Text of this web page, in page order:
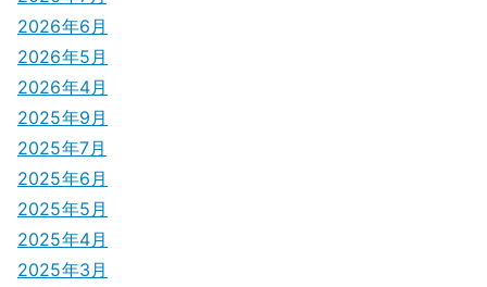
ー
シ
ョ
ン
2026年6月
2026年5月
2026年4月
2025年9月
2025年7月
2025年6月
2025年5月
2025年4月
2025年3月